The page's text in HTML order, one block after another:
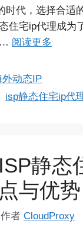
时代，选择合适
住宅ip代理成为
… 阅读更多
外动态IP
isp静态住宅ip代
静态
与优势
作者 CloudProxy